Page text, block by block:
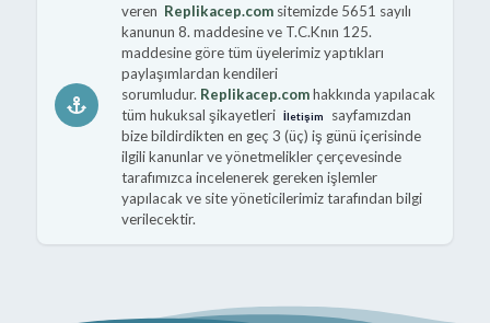
veren Replikacep.comsitemizde 5651 sayılı
kanunun 8. maddesine ve T.C.Knın 125.
maddesine göre tüm üyelerimiz yaptıkları
paylaşımlardan kendileri
sorumludur. Replikacep.comhakkında yapılacak
tüm hukuksal şikayetleri İletişim
sayfamızdan
bize bildirdikten en geç 3 (üç) iş günü içerisinde
ilgili kanunlar ve yönetmelikler çerçevesinde
tarafımızca incelenerek gereken işlemler
yapılacak ve site yöneticilerimiz tarafından bilgi
verilecektir.